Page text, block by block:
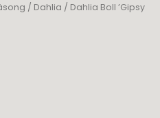
/ Dahlia / Dahlia Boll ’Gipsy